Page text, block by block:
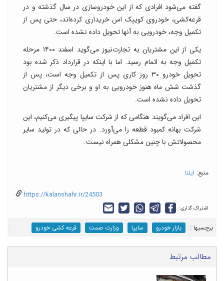
گفته می‌شود افرادی که از این خودروسازی در سال گذشته و در
قرعه‌کشی، خودروی کوییک اس خریداری کرده‌اند، حتی پس از
تکمیل وجه، خودرویی به آنها تحویل داده نشده است.
یکی از این مشتریان به تجارت‌نیوز می‌گوید اسفند ۱۴۰۰ مرحله
تکمیل وجه به اتمام رسید. اما با اینکه در قرارداد ذکر شده بود
تحویل خودرو ۳۰ روز کاری پس از تکمیل وجه است، پس از
گذشت شش ماه هنوز خودرویی به او و برخی دیگر از مشتریان
تحویل داده نشده است.
این افراد می‌گویند هنگامی که از شرکت سایپا پیگیری می‌کنیم، این
شرکت بهانه کمبود قطعه را می‌آورد. در حالی که در تولید سایر
محصولاتش با چنین مشکلی همراه نیست.
منبع: ایلنا
https://kalanshahr.ir/24503
اشتراک گذاری:
برچسب‎ها : بازار خودرو سایپا وزارت صمت قرعه کشی خودرو
مطالب مرتبط